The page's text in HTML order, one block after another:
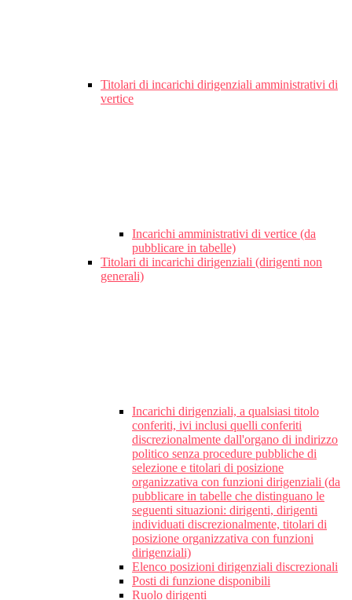
Titolari di incarichi dirigenziali amministrativi di
vertice
Incarichi amministrativi di vertice (da
pubblicare in tabelle)
Titolari di incarichi dirigenziali (dirigenti non
generali)
Incarichi dirigenziali, a qualsiasi titolo
conferiti, ivi inclusi quelli conferiti
discrezionalmente dall'organo di indirizzo
politico senza procedure pubbliche di
selezione e titolari di posizione
organizzativa con funzioni dirigenziali (da
pubblicare in tabelle che distinguano le
seguenti situazioni: dirigenti, dirigenti
individuati discrezionalmente, titolari di
posizione organizzativa con funzioni
dirigenziali)
Elenco posizioni dirigenziali discrezionali
Posti di funzione disponibili
Ruolo dirigenti